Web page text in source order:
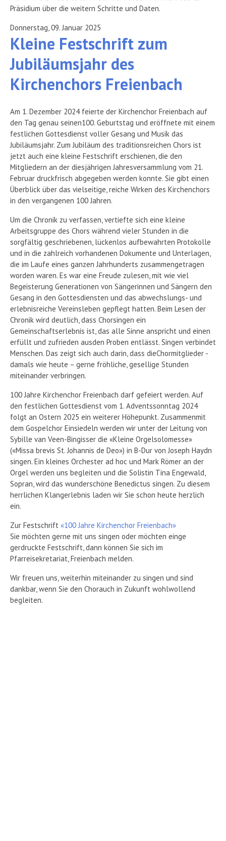
Präsidium über die weitern Schritte und Daten.
Donnerstag, 09. Januar 2025
Kleine Festschrift zum
Jubiläumsjahr des
Kirchenchors Freienbach
Am 1. Dezember 2024 feierte der Kirchenchor Freienbach auf
den Tag genau seinen100. Geburtstag und eröffnete mit einem
festlichen Gottesdienst voller Gesang und Musik das
Jubiläumsjahr. Zum Jubiläum des traditionsreichen Chors ist
jetzt auch eine kleine Festschrift erschienen, die den
Mitgliedern an der diesjährigen Jahresversammlung vom 21.
Februar druckfrisch abgegeben werden konnte. Sie gibt einen
Überblick über das vielseitige, reiche Wirken des Kirchenchors
in den vergangenen 100 Jahren.
Um die Chronik zu verfassen, vertiefte sich eine kleine
Arbeitsgruppe des Chors während vieler Stunden in die
sorgfältig geschriebenen, lückenlos aufbewahrten Protokolle
und in die zahlreich vorhandenen Dokumente und Unterlagen,
die im Laufe eines ganzen Jahrhunderts zusammengetragen
worden waren. Es war eine Freude zulesen, mit wie viel
Begeisterung Generationen von Sängerinnen und Sängern den
Gesang in den Gottesdiensten und das abwechslungs- und
erlebnisreiche Vereinsleben gepflegt hatten. Beim Lesen der
Chronik wird deutlich, dass Chorsingen ein
Gemeinschaftserlebnis ist, das alle Sinne anspricht und einen
erfüllt und zufrieden ausden Proben entlässt. Singen verbindet
Menschen. Das zeigt sich auch darin, dass dieChormitglieder -
damals wie heute – gerne fröhliche, gesellige Stunden
miteinander verbringen.
100 Jahre Kirchenchor Freienbach darf gefeiert werden. Auf
den festlichen Gottesdienst vom 1. Adventssonntag 2024
folgt an Ostern 2025 ein weiterer Höhepunkt. Zusammenmit
dem Gospelchor Einsiedeln werden wir unter der Leitung von
Sybille van Veen-Bingisser die «Kleine Orgelsolomesse»
(«Missa brevis St. Johannis de Deo») in B-Dur von Joseph Haydn
singen. Ein kleines Orchester ad hoc und Mark Römer an der
Orgel werden uns begleiten und die Solistin Tina Engewald,
Sopran, wird das wunderschöne Benedictus singen. Zu diesem
herrlichen Klangerlebnis laden wir Sie schon heute herzlich
ein.
Zur Festschrift «100 Jahre Kirchenchor Freienbach»
Sie möchten gerne mit uns singen oder möchten einge
gerdruckte Festschrift, dann können Sie sich im
Pfarreisekretariat, Freienbach melden.
Wir freuen uns, weiterhin miteinander zu singen und sind
dankbar, wenn Sie den Chorauch in Zukunft wohlwollend
begleiten.